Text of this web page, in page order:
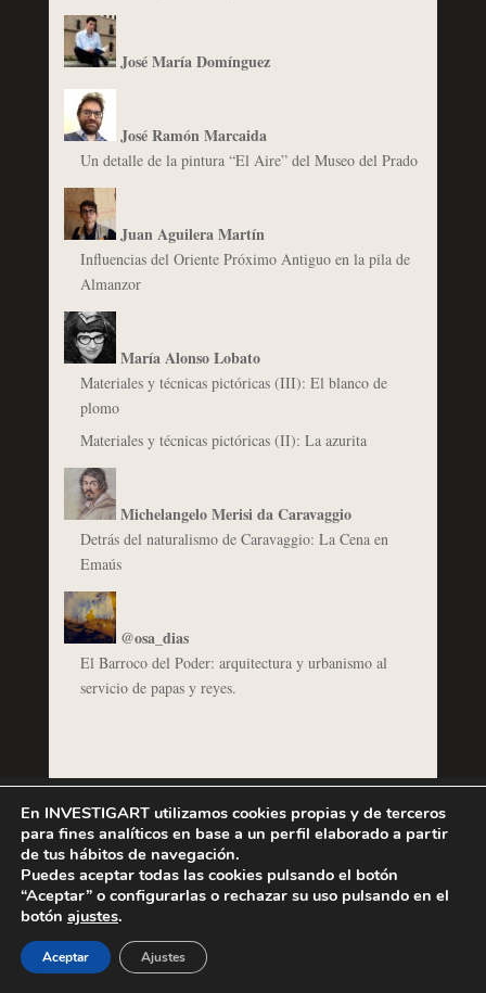
José María Domínguez
José Ramón Marcaida
Un detalle de la pintura “El Aire” del Museo del Prado
Juan Aguilera Martín
Influencias del Oriente Próximo Antiguo en la pila de
Almanzor
María Alonso Lobato
Materiales y técnicas pictóricas (III): El blanco de
plomo
Materiales y técnicas pictóricas (II): La azurita
Michelangelo Merisi da Caravaggio
Detrás del naturalismo de Caravaggio: La Cena en
Emaús
@osa_dias
El Barroco del Poder: arquitectura y urbanismo al
servicio de papas y reyes.
Síguenos
FacebookYouTubeInstagramBluesky
Suscríbete al blog por correo electrónico
En INVESTIGART utilizamos cookies propias y de terceros
para fines analíticos en base a un perfil elaborado a partir
de tus hábitos de navegación.
Puedes aceptar todas las cookies pulsando el botón
“Aceptar” o configurarlas o rechazar su uso pulsando en el
botón ajustes.
Aceptar Ajustes